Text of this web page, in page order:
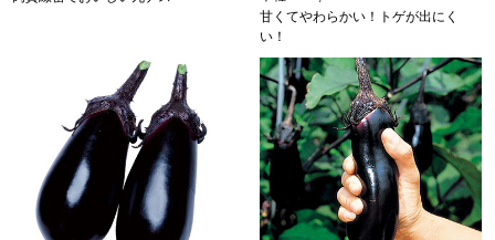
甘くてやわらかい！トゲが出にく
い！